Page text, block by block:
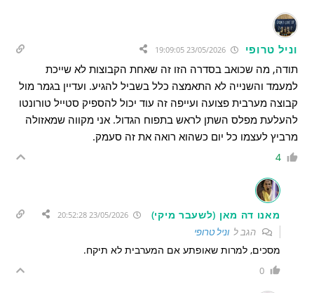
וניל טרופי 23/05/2026 19:09:05
תודה, מה שכואב בסדרה הזו זה שאחת הקבוצות לא שייכת
למעמד והשנייה לא התאמצה כלל בשביל להגיע. ועדיין בגמר מול
קבוצה מערבית פצועה ועייפה זה עוד יכול להספיק סטייל טורונטו
להעלעת מפלס השתן לראש בתפוח הגדול. אני מקווה שמאזולה
מרביץ לעצמו כל יום כשהוא רואה את זה סעמק.
4
מאנו דה מאן (לשעבר מיקי) 23/05/2026 20:52:28
הגב לוניל טרופי
מסכים, למרות שאופתע אם המערבית לא תיקח.
0